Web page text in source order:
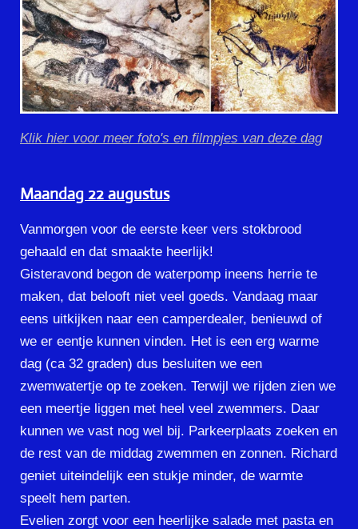
Klik hier voor meer foto's en filmpjes van deze dag
Maandag 22 augustus
Vanmorgen voor de eerste keer vers stokbrood
gehaald en dat smaakte heerlijk!
Gisteravond begon de waterpomp ineens herrie te
maken, dat belooft niet veel goeds. Vandaag maar
eens uitkijken naar een camperdealer, benieuwd of
we er eentje kunnen vinden. Het is een erg warme
dag (ca 32 graden) dus besluiten we een
zwemwatertje op te zoeken. Terwijl we rijden zien we
een meertje liggen met heel veel zwemmers. Daar
kunnen we vast nog wel bij. Parkeerplaats zoeken en
de rest van de middag zwemmen en zonnen. Richard
geniet uiteindelijk een stukje minder, de warmte
speelt hem parten.
Evelien zorgt voor een heerlijke salade met pasta en